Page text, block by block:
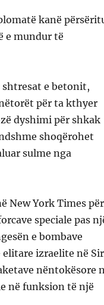
kanë
e mundur të
shtresat e betonit,
për ta kthyer
dyshimi për shkak
shoqërohet
sulme nga
New York Times për
speciale pas
e bombave
izraelite në
nëntokësore
në funksion të një